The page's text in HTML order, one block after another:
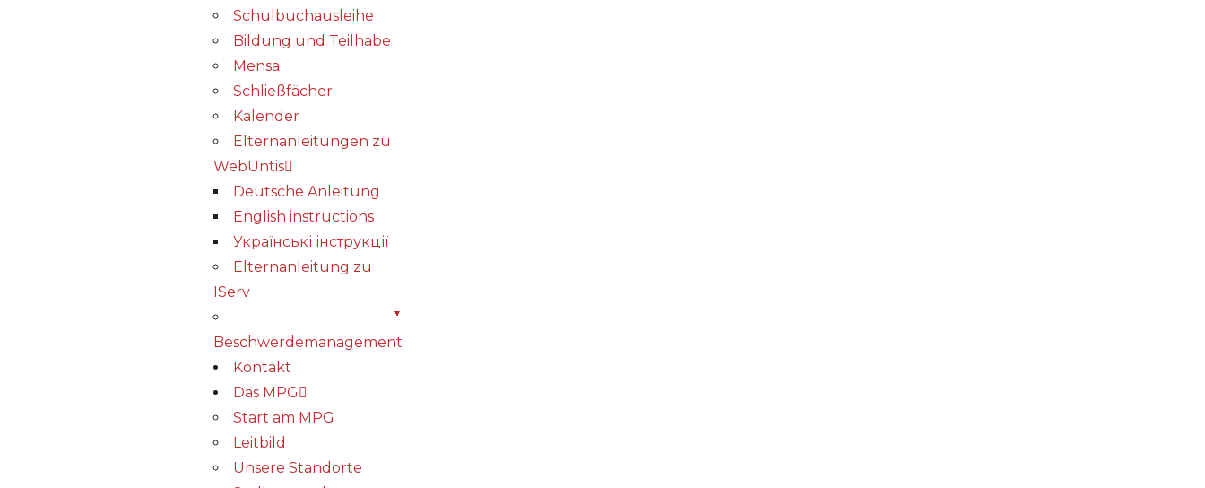
Schulbuchausleihe
Bildung und Teilhabe
Mensa
Schließfächer
Kalender
Elternanleitungen zu
WebUntis
Deutsche Anleitung
English instructions
Українські інструкції
Elternanleitung zu
IServ
Beschwerdemanagement
Kontakt
Das MPG
Start am MPG
Leitbild
Unsere Standorte